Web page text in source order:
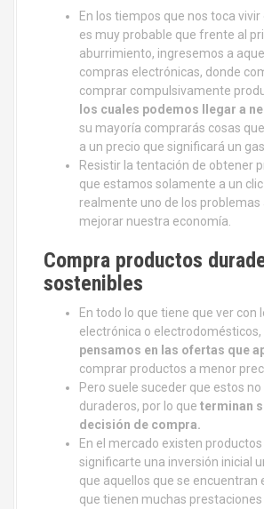
En los tiempos que nos toca
es muy probable que frente al
aburrimiento, ingresemos a
compras electrónicas, donde
comprar compulsivamente
los cuales podemos llegar a
su mayoría comprarás cosas
a un precio que significará un
Resistir la tentación de obtener
que estamos solamente a un
realmente uno de los
mejorar nuestra economía.
Compra productos
sostenibles
En todo lo que tiene que ver con
electrónica o electrodomésticos,
pensamos en las ofertas que
comprar productos a menor
Pero suele suceder que estos
duraderos, por lo que terminan
decisión de compra.
En el mercado existen
significarte una inversión inicial
que aquellos que se encuentran
que tienen muchas prestaciones